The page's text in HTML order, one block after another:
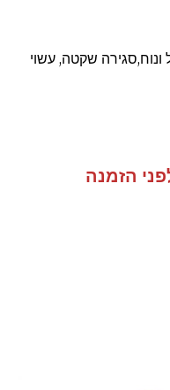
שקטה, עשוי
הזמנה